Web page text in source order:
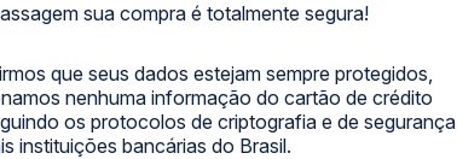
sua compra é totalmente segura!
que seus dados estejam sempre protegidos,
nenhuma informação do cartão de crédito
os protocolos de criptografia e de segurança
instituições bancárias do Brasil.